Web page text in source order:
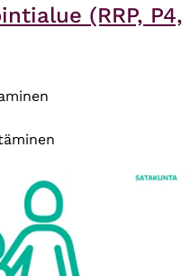
(RRP, P4,